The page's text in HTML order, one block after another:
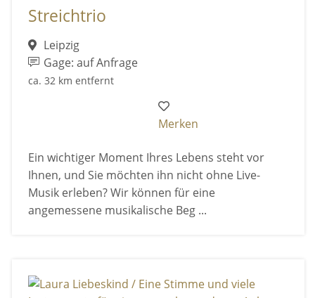
Streichtrio
Leipzig
Gage: auf Anfrage
ca. 32 km entfernt
Merken
Ein wichtiger Moment Ihres Lebens steht vor
Ihnen, und Sie möchten ihn nicht ohne Live-
Musik erleben? Wir können für eine
angemessene musikalische Beg ...